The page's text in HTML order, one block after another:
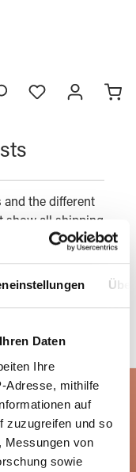
Daten
Ihre
Adresse, mithilfe
auf
zuzugreifen und so
Messungen von
sowie
and the different
show all shipping
shipped by
Creative
with glass